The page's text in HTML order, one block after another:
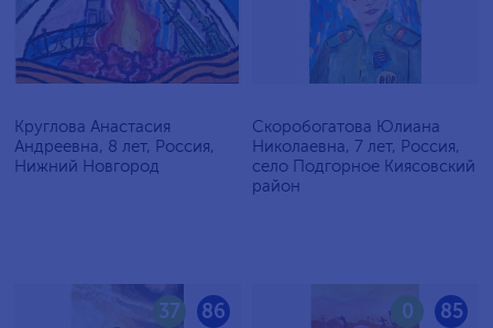
Круглова Анастасия
Андреевна, 8 лет, Россия,
Нижний Новгород
Скоробогатова Юлиана
Николаевна, 7 лет, Россия,
село Подгорное Киясовский
район
86
37 85
0